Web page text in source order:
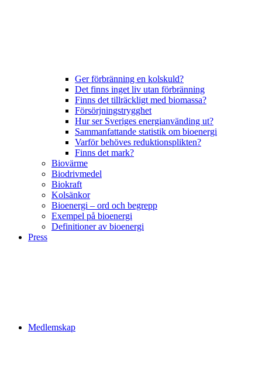
Ger förbränning en kolskuld?
Det finns inget liv utan förbränning
Finns det tillräckligt med biomassa?
Försörjningstrygghet
Hur ser Sveriges energianvänding ut?
Sammanfattande statistik om bioenergi
Varför behöves reduktionsplikten?
Finns det mark?
Biovärme
Biodrivmedel
Biokraft
Kolsänkor
Bioenergi – ord och begrepp
Exempel på bioenergi
Definitioner av bioenergi
Press
Medlemskap